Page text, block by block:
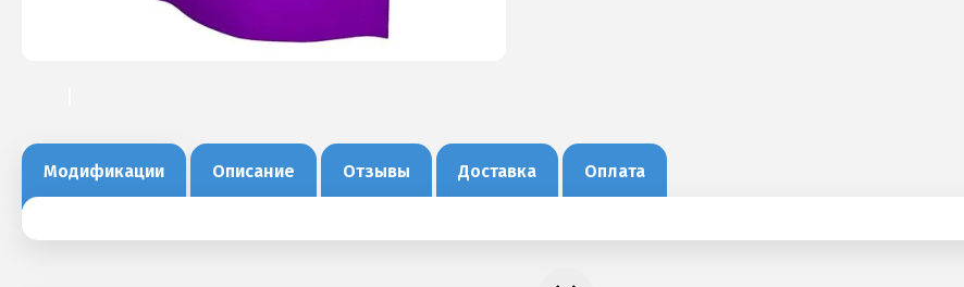
Модификации Описание Отзывы Доставка Оплата